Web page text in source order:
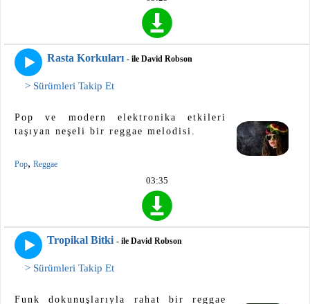
Rasta Korkuları - ile David Robson
> Sürümleri Takip Et
Pop ve modern elektronika etkileri
taşıyan neşeli bir reggae melodisi.
Pop, Reggae
03:35
Tropikal Bitki - ile David Robson
> Sürümleri Takip Et
Funk dokunuşlarıyla rahat bir reggae